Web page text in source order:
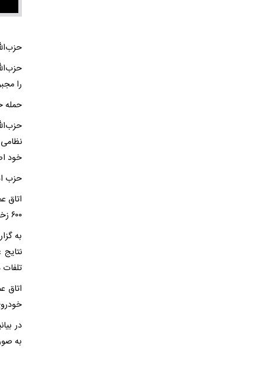
را
حمله
خود
حزب الله
۶۰۰ زخمی از میان افسران و سربازانش رسیده است.
به
تلفات دشمن به بیش
در
به